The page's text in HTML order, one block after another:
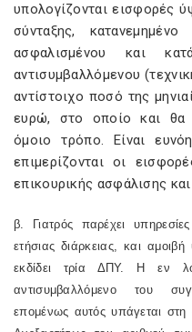
υπολογίζονται εισφορές
σύνταξης,
ασφαλισμένου και
αντισυμβαλλόμενου
αντίστοιχο ποσό της
ευρώ, στο οποίο και θα
όμοιο τρόπο. Είναι
επιμερίζονται οι
επικουρικής ασφάλισης
β. Γιατρός παρέχει
ετήσιας διάρκειας, και
εκδίδει τρία ΔΠΥ. Η εν
αντισυμβαλλόμενο του
επομένως αυτός υπάγεται